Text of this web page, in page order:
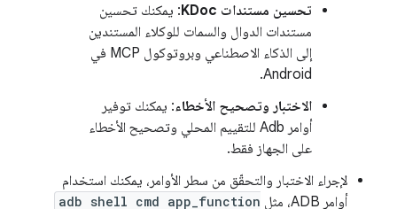
تحسين مستندات KDoc
: يمكنك تحسين
مستندات الدوال والسمات للوكلاء المستندين
إلى الذكاء الاصطناعي وبروتوكول MCP في
Android.
الاختبار وتصحيح الأخطاء: يمكنك توفير
أوامر Adb للتقييم المحلي وتصحيح الأخطاء
على الجهاز فقط.
لإجراء الاختبار والتحقّق من سطر الأوامر، يمكنك استخدام
أوامر ADB، مثل
adb shell cmd app_function